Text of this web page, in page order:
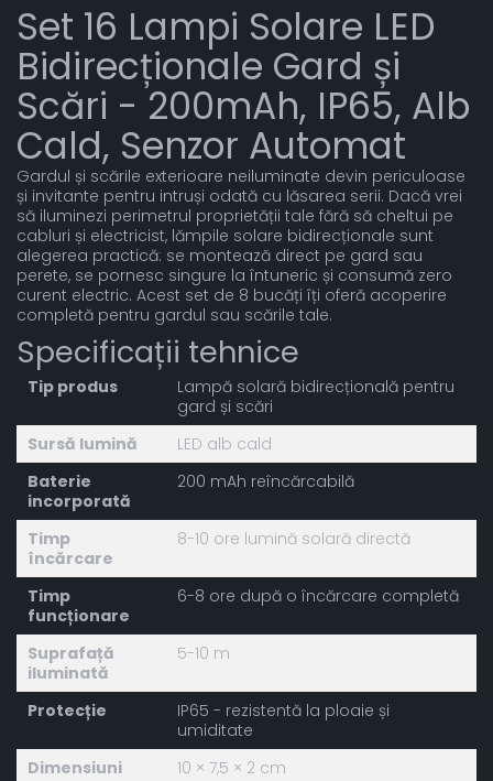
Set 16 Lampi Solare LED
Bidirecționale Gard și
Scări - 200mAh, IP65, Alb
Cald, Senzor Automat
Gardul și scările exterioare neiluminate devin periculoase
și invitante pentru intruși odată cu lăsarea serii. Dacă vrei
să iluminezi perimetrul proprietății tale fără să cheltui pe
cabluri și electricist, lămpile solare bidirecționale sunt
alegerea practică: se montează direct pe gard sau
perete, se pornesc singure la întuneric și consumă zero
curent electric. Acest set de 8 bucăți îți oferă acoperire
completă pentru gardul sau scările tale.
Specificații tehnice
Tip produs
Lampă solară bidirecțională pentru
gard și scări
Sursă lumină
LED alb cald
Baterie
incorporată
200 mAh reîncărcabilă
Timp
încărcare
8-10 ore lumină solară directă
Timp
funcționare
6-8 ore după o încărcare completă
Suprafață
iluminată
5-10 m
Protecție
IP65 - rezistentă la ploaie și
umiditate
Dimensiuni
10 × 7,5 × 2 cm